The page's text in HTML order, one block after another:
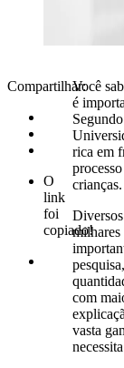
Compartilhar:
O
link
foi
copiado!
Você
é
rica em
crianças.
milhares
com
vasta